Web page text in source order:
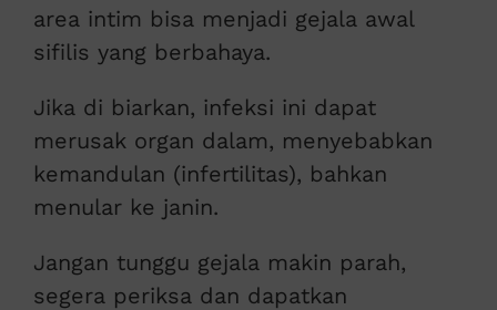
area intim bisa menjadi gejala awal
sifilis yang berbahaya.
Jika di biarkan, infeksi ini dapat
merusak organ dalam, menyebabkan
kemandulan (infertilitas), bahkan
menular ke janin.
Jangan tunggu gejala makin parah,
segera periksa dan dapatkan